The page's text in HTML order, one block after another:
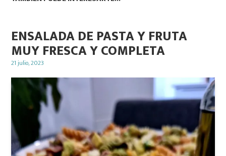
ENSALADA DE PASTA Y FRUTA
MUY FRESCA Y COMPLETA
Posted
21 julio, 2023